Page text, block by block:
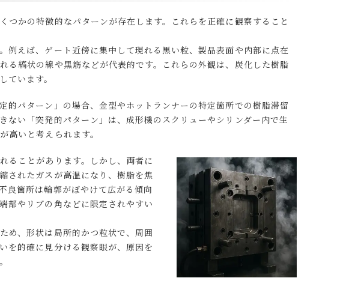
つかの特徴的なパターンが存在します。これらを正確に観察すること
例えば、ゲート近傍に集中して現れる黒い粒、製品表面や内部に点在
る縞状の線や黒筋などが代表的です。これらの外観は、炭化した樹脂
ています。
的パターン」の場合、金型やホットランナーの特定箇所での樹脂滞留
ない「突発的パターン」は、成形機のスクリューやシリンダー内で生
高いと考えられます。
ることがあります。しかし、両者に
されたガスが高温になり、樹脂を焦
良箇所は輪郭がぼやけて広がる傾向
部やリブの角などに限定されやすい
め、形状は局所的かつ粒状で、周囲
を的確に見分ける観察眼が、原因を